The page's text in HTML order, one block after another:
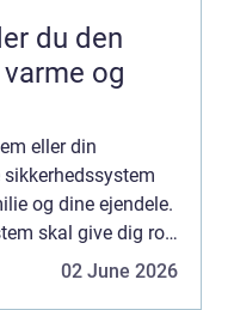
og
eller din
og dine ejendele.
skal give dig ro i
ubudne
02 June 2026